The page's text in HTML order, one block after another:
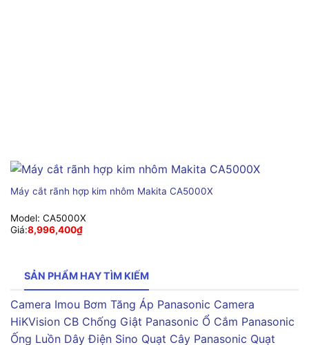
Máy cắt rãnh hợp kim nhôm Makita CA5000X
Model: CA5000X
Giá:8,996,400₫
SẢN PHẨM HAY TÌM KIẾM
Camera Imou Bơm Tăng Áp Panasonic Camera
HiKVision CB Chống Giật Panasonic Ổ Cắm Panasonic
Ống Luồn Dây Điện Sino Quạt Cây Panasonic Quạt